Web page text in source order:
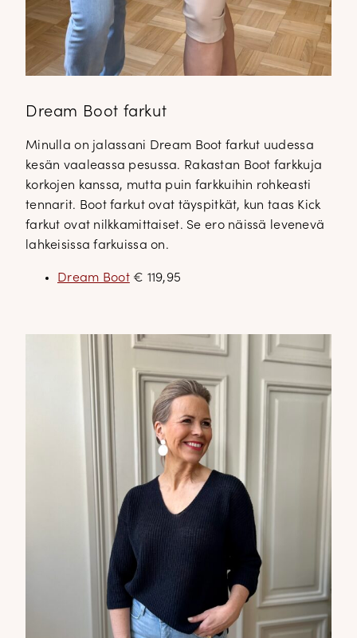
Dream Boot farkut
Minulla on jalassani Dream Boot farkut uudessa
kesän vaaleassa pesussa. Rakastan Boot farkkuja
korkojen kanssa, mutta puin farkkuihin rohkeasti
tennarit. Boot farkut ovat täyspitkät, kun taas Kick
farkut ovat nilkkamittaiset. Se ero näissä levenevä
lahkeisissa farkuissa on.
Dream Boot€ 119,95